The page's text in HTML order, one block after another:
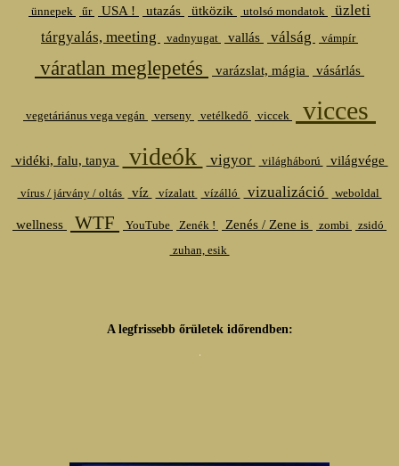
ünnepek
űr USA ! utazás ütközik utolsó mondatok
üzleti
tárgyalás, meeting
vadnyugat vallás válság vámpír
váratlan meglepetés varázslat, mágia vásárlás
vegetáriánus vega vegán verseny vetélkedő viccek vicces
vidéki, falu, tanya videók vigyor világháború világvége
vírus / járvány / oltás víz vízalatt vízálló vizualizáció weboldal
wellness WTF YouTube Zenék ! Zenés / Zene is zombi
zsidó
zuhan, esik
A legfrissebb őrületek időrendben: